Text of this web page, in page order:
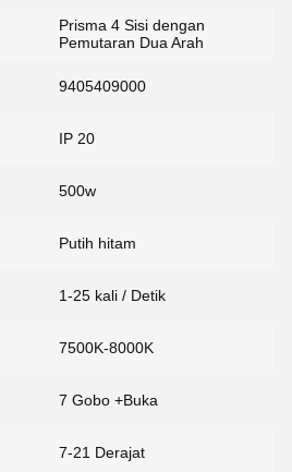
Prisma 4 Sisi dengan
Pemutaran Dua Arah
9405409000
IP 20
500w
Putih hitam
1-25 kali / Detik
7500K-8000K
7 Gobo +Buka
7-21 Derajat